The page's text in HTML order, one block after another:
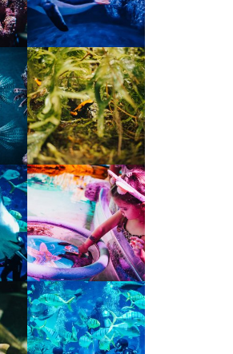
Moldova sightseeings
Blog Archives
To-Do
Wishlist
Связаться со мной
TAGZZZZ
24-70/2.8 35mm/1.4(14)
75mm/f1.2(17) 85/1.4D(15)
automotive(22) Balti(32) D800
drone(19) fujifilm(28) hobby
homestudio(16) howto(17)
Internet(43) Kate(56) kitchen
mavic2pro(20) MavicXS(13)